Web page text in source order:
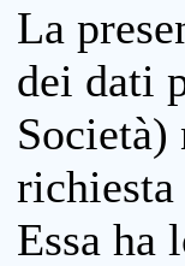
La
dei dati
Essa ha